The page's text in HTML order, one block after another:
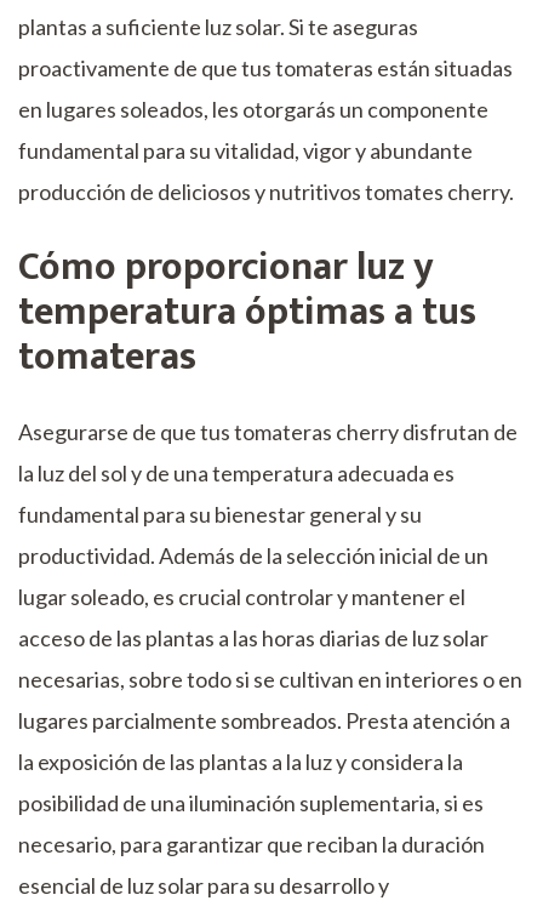
plantas a suficiente luz solar. Si te aseguras
proactivamente de que tus tomateras están situadas
en lugares soleados, les otorgarás un componente
fundamental para su vitalidad, vigor y abundante
producción de deliciosos y nutritivos tomates cherry.
Cómo proporcionar luz y
temperatura óptimas a tus
tomateras
Asegurarse de que tus tomateras cherry disfrutan de
la luz del sol y de una temperatura adecuada es
fundamental para su bienestar general y su
productividad. Además de la selección inicial de un
lugar soleado, es crucial controlar y mantener el
acceso de las plantas a las horas diarias de luz solar
necesarias, sobre todo si se cultivan en interiores o en
lugares parcialmente sombreados. Presta atención a
la exposición de las plantas a la luz y considera la
posibilidad de una iluminación suplementaria, si es
necesario, para garantizar que reciban la duración
esencial de luz solar para su desarrollo y